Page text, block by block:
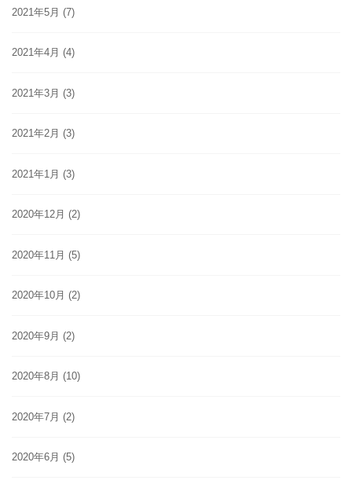
2021年5月 (7)
2021年4月 (4)
2021年3月 (3)
2021年2月 (3)
2021年1月 (3)
2020年12月 (2)
2020年11月 (5)
2020年10月 (2)
2020年9月 (2)
2020年8月 (10)
2020年7月 (2)
2020年6月 (5)